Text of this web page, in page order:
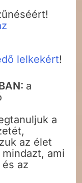
lelkekért!
a
a
az élet
ami
az